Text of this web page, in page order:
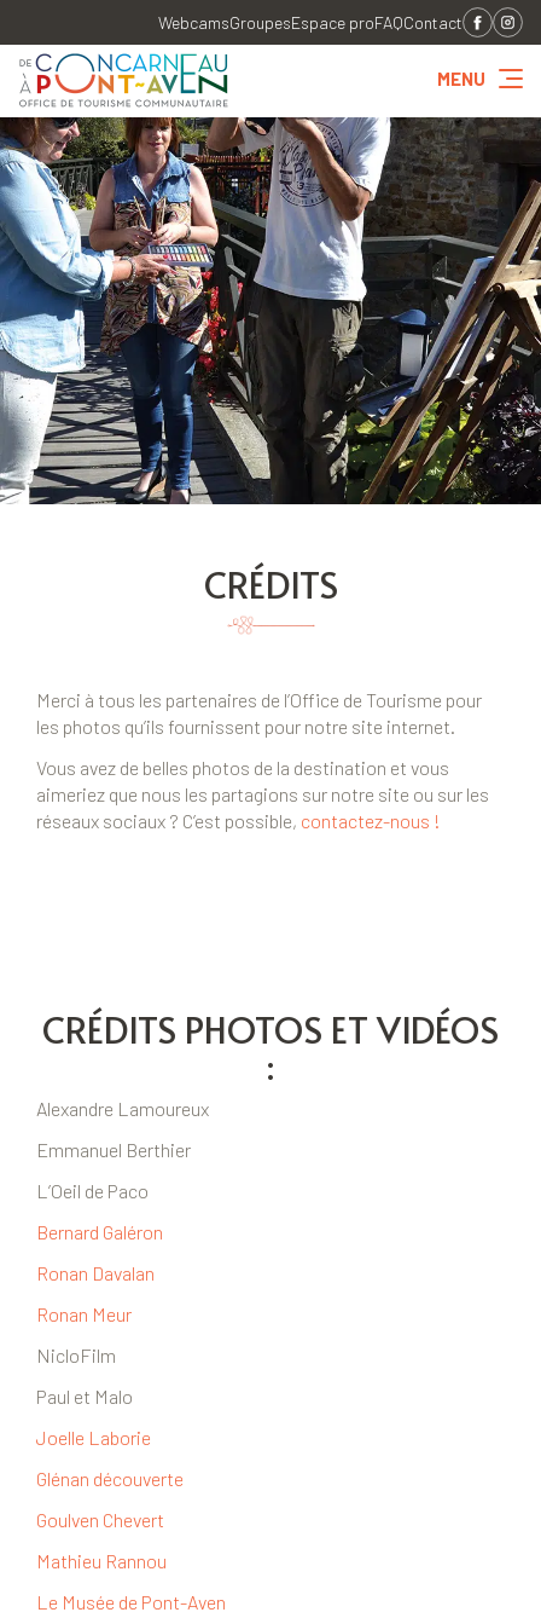
WebcamsGroupesEspace proFAQContact
MENU
CRÉDITS
Merci à tous les partenaires de l’Office de Tourisme pour
les photos qu’ils fournissent pour notre site internet.
Vous avez de belles photos de la destination et vous
aimeriez que nous les partagions sur notre site ou sur les
réseaux sociaux ? C’est possible, contactez-nous !
CRÉDITS PHOTOS ET VIDÉOS
:
Alexandre Lamoureux
Emmanuel Berthier
L’Oeil de Paco
Bernard Galéron
Ronan Davalan
Ronan Meur
NicloFilm
Paul et Malo
Joelle Laborie
Glénan découverte
Goulven Chevert
Mathieu Rannou
Le Musée de Pont-Aven